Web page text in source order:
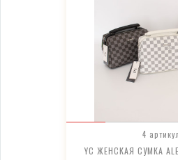
4
YC ЖЕНСКАЯ СУМКА